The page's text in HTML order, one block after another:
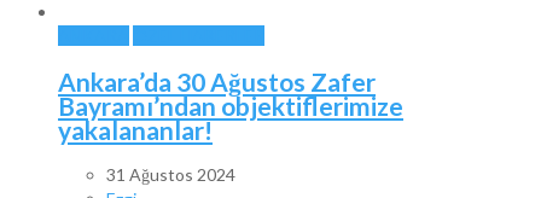
Ankara’da 30 Ağustos Zafer
Bayramı’ndan objektiflerimize
yakalananlar!
31 Ağustos 2024